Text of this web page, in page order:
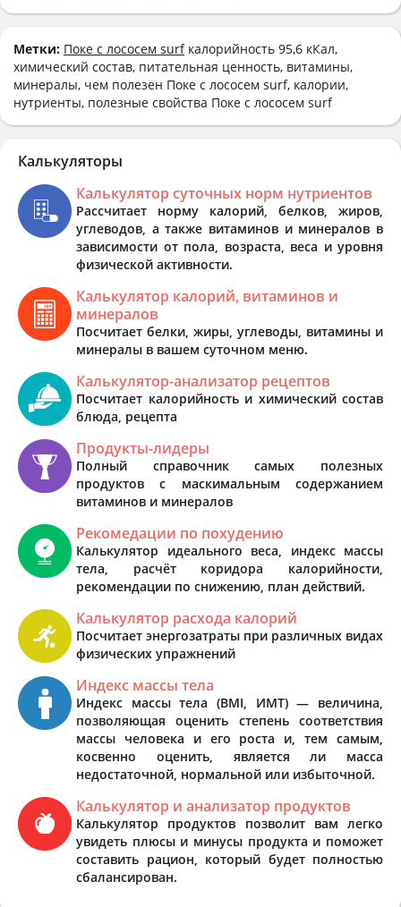
Метки: Поке с лососем surfкалорийность 95,6 кКал,
химический состав, питательная ценность, витамины,
минералы, чем полезен Поке с лососем surf, калории,
нутриенты, полезные свойства Поке с лососем surf
Калькуляторы
Калькулятор суточных норм нутриентов
Рассчитает норму калорий, белков, жиров,
углеводов, а также витаминов и минералов в
зависимости от пола, возраста, веса и уровня
физической активности.
Калькулятор калорий, витаминов и
минералов
Посчитает белки, жиры, углеводы, витамины и
минералы в вашем суточном меню.
Калькулятор-анализатор рецептов
Посчитает калорийность и химический состав
блюда, рецепта
Продукты-лидеры
Полный справочник самых полезных
продуктов с маскимальным содержанием
витаминов и минералов
Рекомедации по похудению
Калькулятор идеального веса, индекс массы
тела, расчёт коридора калорийности,
рекомендации по снижению, план действий.
Калькулятор расхода калорий
Посчитает энергозатраты при различных видах
физических упражнений
Индекс массы тела
Индекс массы тела (BMI, ИМТ) — величина,
позволяющая оценить степень соответствия
массы человека и его роста и, тем самым,
косвенно оценить, является ли масса
недостаточной, нормальной или избыточной.
Калькулятор и анализатор продуктов
Калькулятор продуктов позволит вам легко
увидеть плюсы и минусы продукта и поможет
составить рацион, который будет полностью
сбалансирован.